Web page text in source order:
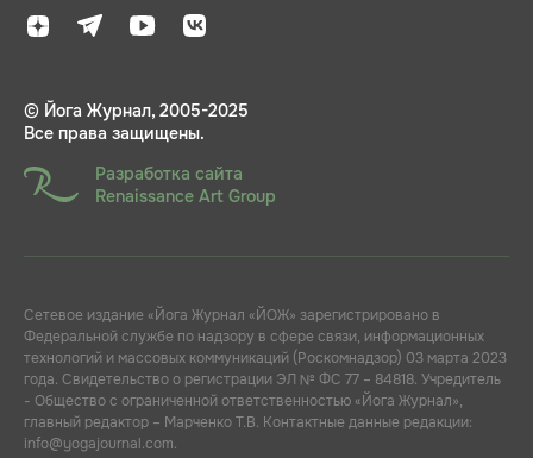
© Йога Журнал, 2005-2025
Все права защищены.
Разработка сайта
Renaissance Art Group
Сетевое издание «Йога Журнал «ЙОЖ» зарегистрировано в
Федеральной службе по надзору в сфере связи, информационных
технологий и массовых коммуникаций (Роскомнадзор) 03 марта 2023
года. Свидетельство о регистрации ЭЛ № ФС 77 – 84818. Учредитель
- Общество с ограниченной ответственностью «Йога Журнал»,
главный редактор – Марченко Т.В. Контактные данные редакции:
info@yogajournal.com.